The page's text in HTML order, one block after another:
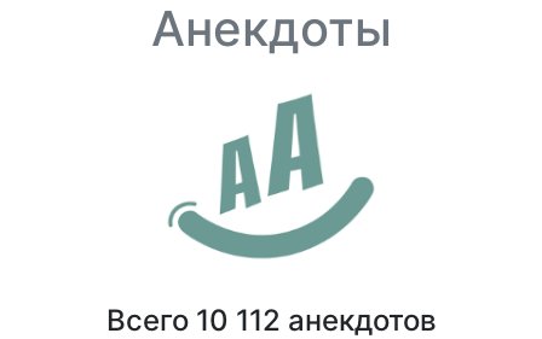
Анекдоты
Всего 10 112 анекдотов